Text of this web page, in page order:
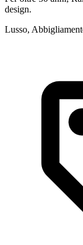
design.
Lusso,